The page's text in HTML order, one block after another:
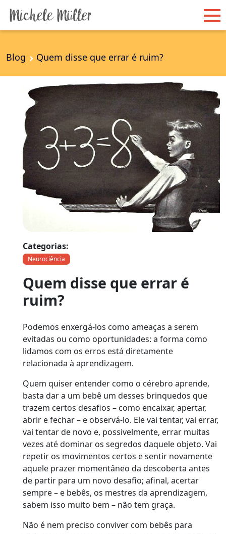
Blog Quem disse que errar é ruim?
Categorias:
Neurociência
Quem disse que errar é
ruim?
Podemos enxergá-los como ameaças a serem
evitadas ou como oportunidades: a forma como
lidamos com os erros está diretamente
relacionada à aprendizagem.
Quem quiser entender como o cérebro aprende,
basta dar a um bebê um desses brinquedos que
trazem certos desafios – como encaixar, apertar,
abrir e fechar – e observá-lo. Ele vai tentar, vai errar,
vai tentar de novo e, possivelmente, errar muitas
vezes até dominar os segredos daquele objeto. Vai
repetir os movimentos certos e sentir novamente
aquele prazer momentâneo da descoberta antes
de partir para um novo desafio; afinal, acertar
sempre – e bebês, os mestres da aprendizagem,
sabem isso muito bem – não tem graça.
Não é nem preciso conviver com bebês para